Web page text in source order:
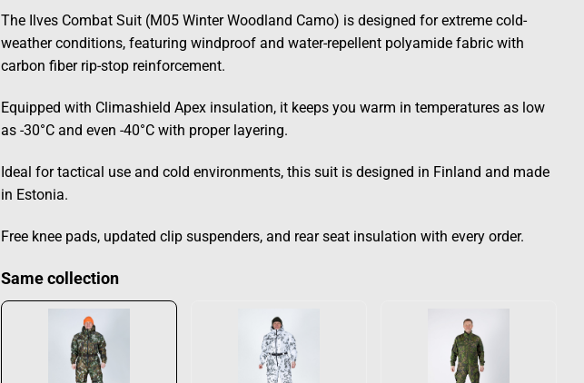
The Ilves Combat Suit (M05 Winter Woodland Camo) is designed for extreme cold-
weather conditions, featuring windproof and water-repellent polyamide fabric with
carbon fiber rip-stop reinforcement.
Equipped with Climashield Apex insulation, it keeps you warm in temperatures as low
as -30°C and even -40°C with proper layering.
Ideal for tactical use and cold environments, this suit is designed in Finland and made
in Estonia.
Free knee pads, updated clip suspenders, and rear seat insulation with every order.
Same collection